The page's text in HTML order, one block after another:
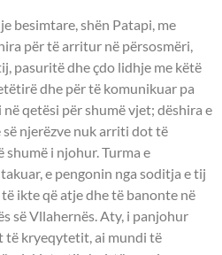
besimtare, shën Patapi, me
për të arritur në përsosmëri,
pasuritë dhe çdo lidhje me këtë
dhe për të komunikuar pa
qetësi për shumë vjet; dëshira e
njerëzve nuk arriti dot të
shumë i njohur. Turma e
e pengonin nga soditja e tij
ikte që atje dhe të banonte në
së Vllahernës. Aty, i panjohur
të kryeqytetit, ai mundi të